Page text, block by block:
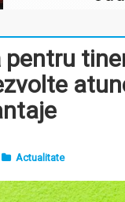
Actualitate